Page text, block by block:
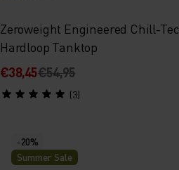
Zeroweight Engineered Chill-Tec
Hardloop Tanktop
€38,45€54,95
(3)
-20%
Summer Sale